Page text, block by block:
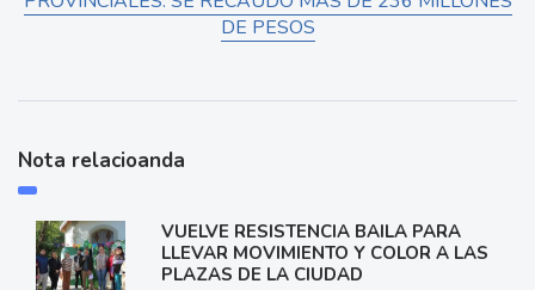
DE PESOS
Nota relacioanda
VUELVE RESISTENCIA BAILA PARA
LLEVAR MOVIMIENTO Y COLOR A LAS
PLAZAS DE LA CIUDAD